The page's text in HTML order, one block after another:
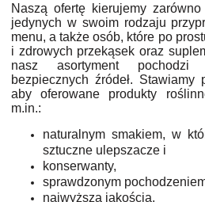
Naszą ofertę kierujemy
jedynych w swoim rodzaju
menu, a także osób, które po
i zdrowych przekąsek oraz
nasz asortyment
bezpiecznych źródeł. Stawiamy
aby oferowane produkty
m.in.:
naturalnym smakiem, w
sztuczne ulepszacze i
konserwanty,
sprawdzonym
najwyższą jakością.